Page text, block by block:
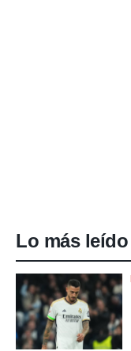
Lo más leído